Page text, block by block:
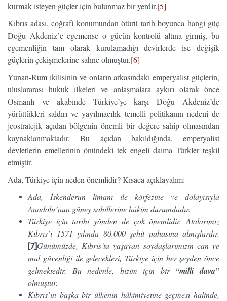
kurmak isteyen güçler için bulunmaz bir yerdir.[5]
Kıbrıs adası, coğrafi konumundan ötürü tarih boyunca hangi güç
Doğu Akdeniz’e egemense o gücün kontrolü altına girmiş, bu
egemenliğin tam olarak kurulamadığı devirlerde ise değişik
güçlerin çekişmelerine sahne olmuştur.[6]
Yunan-Rum ikilisinin ve onların arkasındaki emperyalist güçlerin,
uluslararası hukuk ilkeleri ve anlaşmalara aykırı olarak önce
Osmanlı ve akabinde Türkiye’ye karşı Doğu Akdeniz’de
yürüttükleri saldırı ve yayılmacılık temelli politikanın nedeni de
jeostratejik açıdan bölgenin önemli bir değere sahip olmasından
kaynaklanmaktadır. Bu açıdan bakıldığında, emperyalist
devletlerin emellerinin önündeki tek engeli daima Türkler teşkil
etmiştir.
Ada, Türkiye için neden önemlidir? Kısaca açıklayalım:
Ada, İskenderun limanı ile körfezine ve dolayısıyla
Anadolu’nun güney sahillerine hâkim durumdadır.
Türkiye için tarihi yönden de çok önemlidir. Atalarımız
Kıbrıs’ı 1571 yılında 80.000 şehit pahasına almışlardır.
[7]Günümüzde, Kıbrıs’ta yaşayan soydaşlarımızın can ve
mal güvenliği ile gelecekleri, Türkiye için her şeyden önce
gelmektedir. Bu nedenle, bizim için bir “milli dava”
olmuştur.
Kıbrıs’ın başka bir ülkenin hâkimiyetine geçmesi halinde,